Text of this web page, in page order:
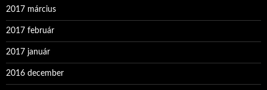
2017 március
2017 február
2017 január
2016 december